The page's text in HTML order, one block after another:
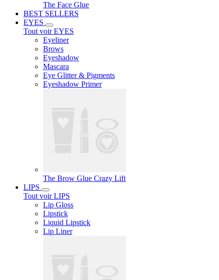
The Face Glue
BEST SELLERS
EYES
Tout voir EYES
Eyeliner
Brows
Eyeshadow
Mascara
Eye Glitter & Pigments
Eyeshadow Primer
The Brow Glue Crazy Lift
LIPS
Tout voir LIPS
Lip Gloss
Lipstick
Liquid Lipstick
Lip Liner